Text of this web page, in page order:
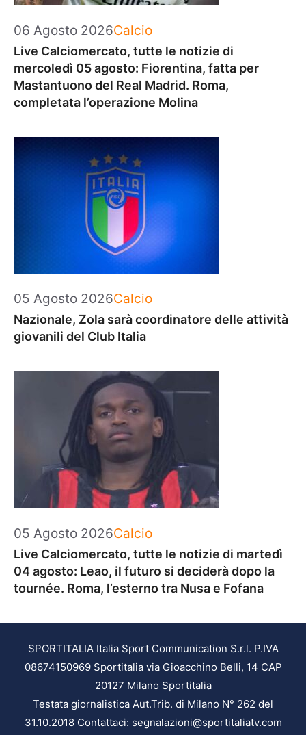
06 Agosto 2026Categorie
Calcio
Live Calciomercato, tutte le notizie di
mercoledì 05 agosto: Fiorentina, fatta per
Mastantuono del Real Madrid. Roma,
completata l’operazione Molina
05 Agosto 2026Categorie
Calcio
Nazionale, Zola sarà coordinatore delle attività
giovanili del Club Italia
05 Agosto 2026Categorie
Calcio
Live Calciomercato, tutte le notizie di martedì
04 agosto: Leao, il futuro si deciderà dopo la
tournée. Roma, l’esterno tra Nusa e Fofana
SPORTITALIA Italia Sport Communication S.r.l. P.IVA
08674150969 Sportitalia via Gioacchino Belli, 14 CAP
20127 Milano Sportitalia
Testata giornalistica Aut.Trib. di Milano N° 262 del
31.10.2018 Contattaci: segnalazioni@sportitaliatv.com